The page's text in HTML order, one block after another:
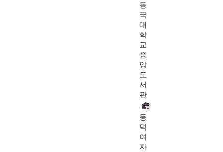
동
국
대
학
교
중
앙
도
서
관
동
덕
여
자